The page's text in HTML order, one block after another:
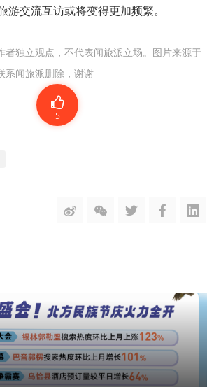
游交流互访或将变得更加频繁。
者独立观点，不代表闻旅派立场。图片来源于
系闻旅派删除，谢谢
5